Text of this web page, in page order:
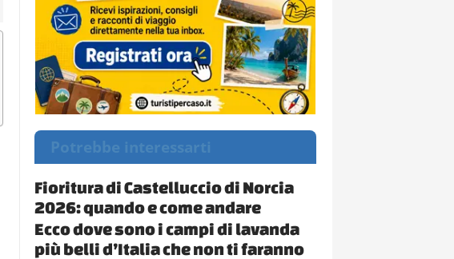
Potrebbe interessarti
Fioritura di Castelluccio di Norcia
2026: quando e come andare
Ecco dove sono i campi di lavanda
più belli d’Italia che non ti faranno